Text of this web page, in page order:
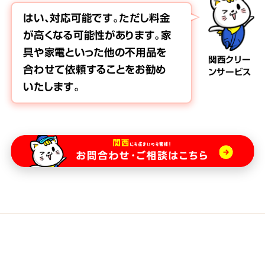
関西クリー
ンサービス
はい、対応可能です。ただし料金
が高くなる可能性があります。家
具や家電といった他の不用品を
合わせて依頼することをお勧め
いたします。